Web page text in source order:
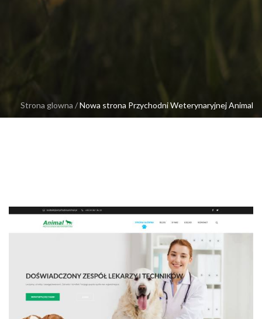
Strona glowna /Nowa strona Przychodni Weterynaryjnej Animal